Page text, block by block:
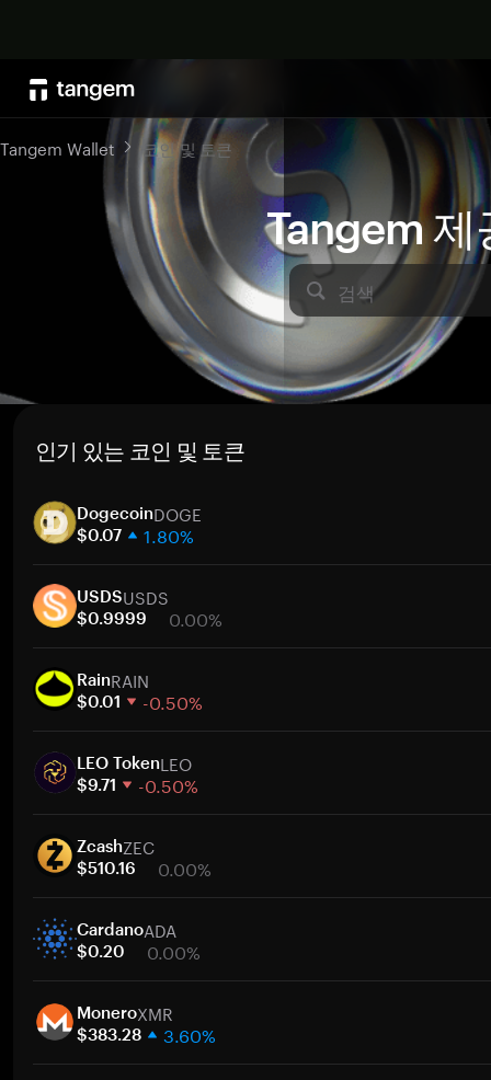
Tangem 제
검색
Tangem Wallet 코인 및 토큰
인기 있는 코인 및 토큰
DogecoinDOGE
$0.07 1.80%
30일
시가총액
USDSUSDS
$0.9999 0.00%
30일
시가총액
RainRAIN
$0.01 -0.50%
30일
시가총액
LEO TokenLEO
$9.71 -0.50%
30일
시가총액
ZcashZEC
$510.16 0.00%
30일
시가총액
CardanoADA
$0.20 0.00%
30일
시가총액
MoneroXMR
$383.28 3.60%